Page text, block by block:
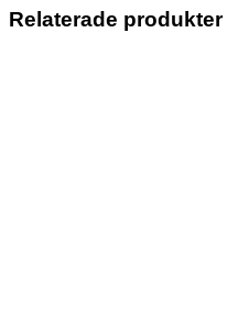
Relaterade produkter